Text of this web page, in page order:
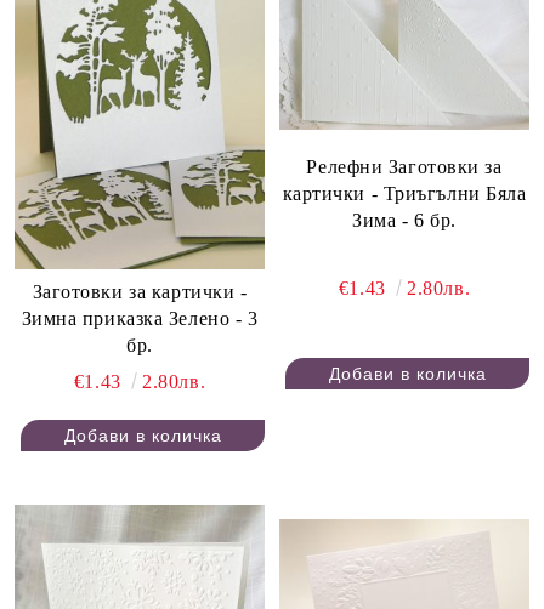
Заготовки за картички -
Зимна приказка Зелено - 3
бр.
€1.43
2.80лв.
Релефни Заготовки за
картички - Триъгълни Бяла
Зима - 6 бр.
€1.43 2.80лв.